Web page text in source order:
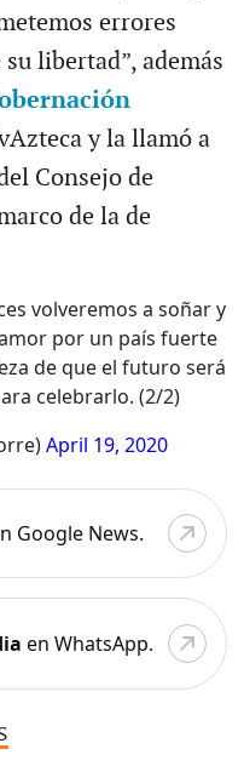
errores
libertad”, además
y la llamó a
Consejo de
de la de
volveremos a soñar y
por un país fuerte
de que el futuro será
celebrarlo. (2/2)
April 19, 2020
Google News.
en WhatsApp.